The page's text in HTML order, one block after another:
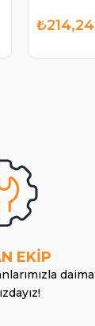
₺214,24
EKİP
daima